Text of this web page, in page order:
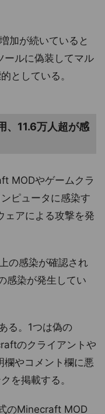
加が続いていると
ールに偽装してマル
としている。
、11.6万人超が感
MODやゲームクラ
ピュータに感染す
ェアによる攻撃を発
の感染が確認され
感染が発生してい
る。1つは偽の
のクライアントや
欄やコメント欄に悪
を掲載する。
のMinecraft MOD